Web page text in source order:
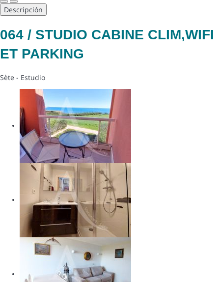
Descripción
064 / STUDIO CABINE CLIM,WIFI
ET PARKING
Sète - Estudio